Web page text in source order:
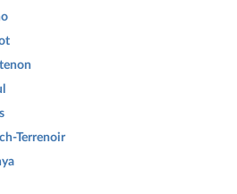
Terrenoir